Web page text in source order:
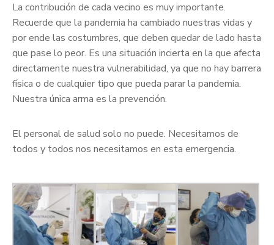
La contribución de cada vecino es muy importante.
Recuerde que la pandemia ha cambiado nuestras vidas y
por ende las costumbres, que deben quedar de lado hasta
que pase lo peor. Es una situación incierta en la que afecta
directamente nuestra vulnerabilidad, ya que no hay barrera
física o de cualquier tipo que pueda parar la pandemia.
Nuestra única arma es la prevención.
El personal de salud solo no puede. Necesitamos de
todos y todos nos necesitamos en esta emergencia.